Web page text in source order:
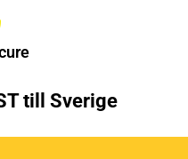
till Sverige